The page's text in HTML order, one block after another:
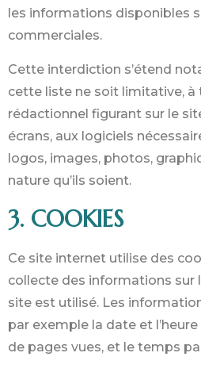
les informations disponibles
commerciales.
Cette interdiction s’étend
cette liste ne soit limitative,
rédactionnel figurant sur le
écrans, aux logiciels
logos, images, photos,
nature qu’ils soient.
3. COOKIES
Ce site internet utilise des
collecte des informations sur
site est utilisé. Les
par exemple la date et
de pages vues, et le temps